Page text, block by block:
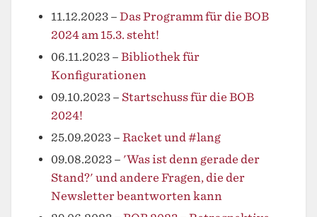
11.12.2023 – Das Programm für die BOB
2024 am 15.3. steht!
06.11.2023 – Bibliothek für
Konfigurationen
09.10.2023 – Startschuss für die BOB
2024!
25.09.2023 – Racket und #lang
09.08.2023 – 'Was ist denn gerade der
Stand?' und andere Fragen, die der
Newsletter beantworten kann